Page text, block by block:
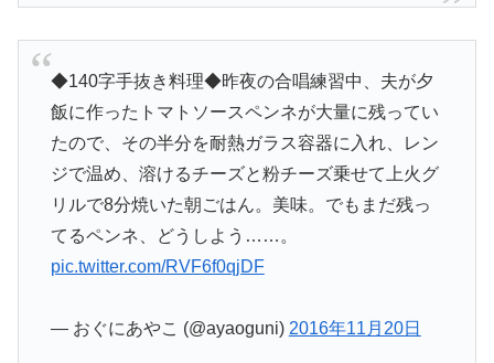
◆140字手抜き料理◆昨夜の合唱練習中、夫が夕
飯に作ったトマトソースペンネが大量に残ってい
たので、その半分を耐熱ガラス容器に入れ、レン
ジで温め、溶けるチーズと粉チーズ乗せて上火グ
リルで8分焼いた朝ごはん。美味。でもまだ残っ
てるペンネ、どうしよう……。
pic.twitter.com/RVF6f0qjDF
— おぐにあやこ (@ayaoguni) 2016年11月20日